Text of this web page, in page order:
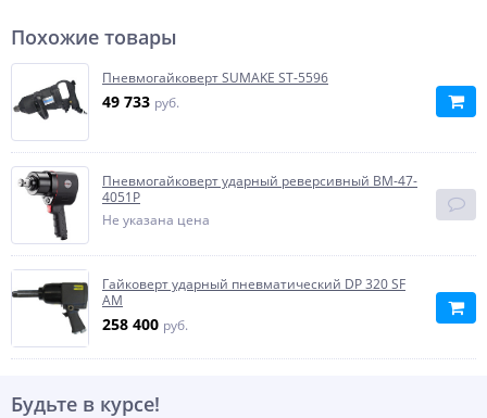
Похожие товары
Пневмогайковерт SUMAKE ST-5596
49 733 руб.
Пневмогайковерт ударный реверсивный BM-47-
4051P
Не указана цена
Гайковерт ударный пневматический DP 320 SF
AM
258 400 руб.
Будьте в курсе!